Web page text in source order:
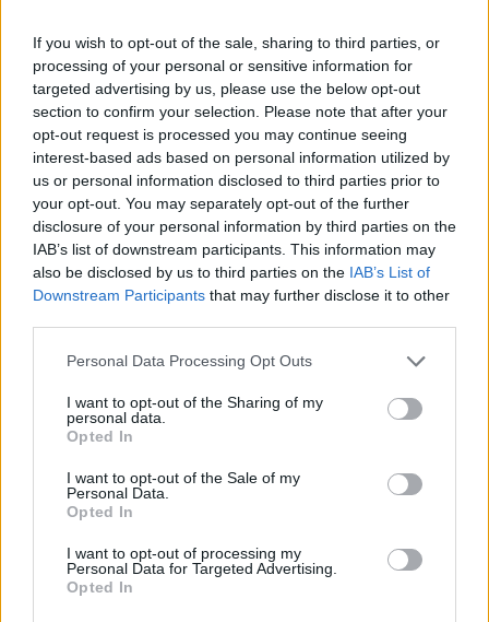
If you wish to opt-out of the sale, sharing to third parties, or
processing of your personal or sensitive information for
targeted advertising by us, please use the below opt-out
section to confirm your selection. Please note that after your
opt-out request is processed you may continue seeing
interest-based ads based on personal information utilized by
us or personal information disclosed to third parties prior to
your opt-out. You may separately opt-out of the further
disclosure of your personal information by third parties on the
IAB’s list of downstream participants. This information may
also be disclosed by us to third parties on the IAB’s List of
Downstream Participants that may further disclose it to other
Please note that this website/app uses one or more Google
not limited to your visit or usage behaviour. You may click to
grant or deny consent to Google and its third-party tags to
use your data for below specified purposes in below Google
consent section.
Personal Data Processing Opt Outs
I want to opt-out of the Sharing of my
personal data.
Opted In
I want to opt-out of the Sale of my
Personal Data.
Opted In
I want to opt-out of processing my
Personal Data for Targeted Advertising.
Opted In
23 órája
Óriási bevétel-visszaesést könyvelhetett el az F1 a
második negyedévben